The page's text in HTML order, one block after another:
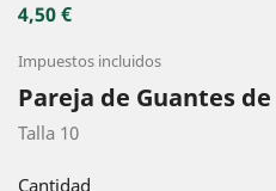
4,50 €
Impuestos incluidos
Pareja de Guantes
Talla 10
Cantidad